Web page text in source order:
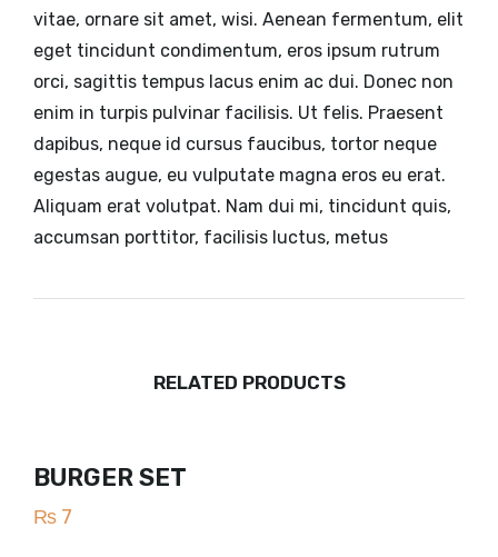
vitae, ornare sit amet, wisi. Aenean fermentum, elit
eget tincidunt condimentum, eros ipsum rutrum
orci, sagittis tempus lacus enim ac dui. Donec non
enim in turpis pulvinar facilisis. Ut felis. Praesent
dapibus, neque id cursus faucibus, tortor neque
egestas augue, eu vulputate magna eros eu erat.
Aliquam erat volutpat. Nam dui mi, tincidunt quis,
accumsan porttitor, facilisis luctus, metus
RELATED PRODUCTS
BURGER SET
₨ 7